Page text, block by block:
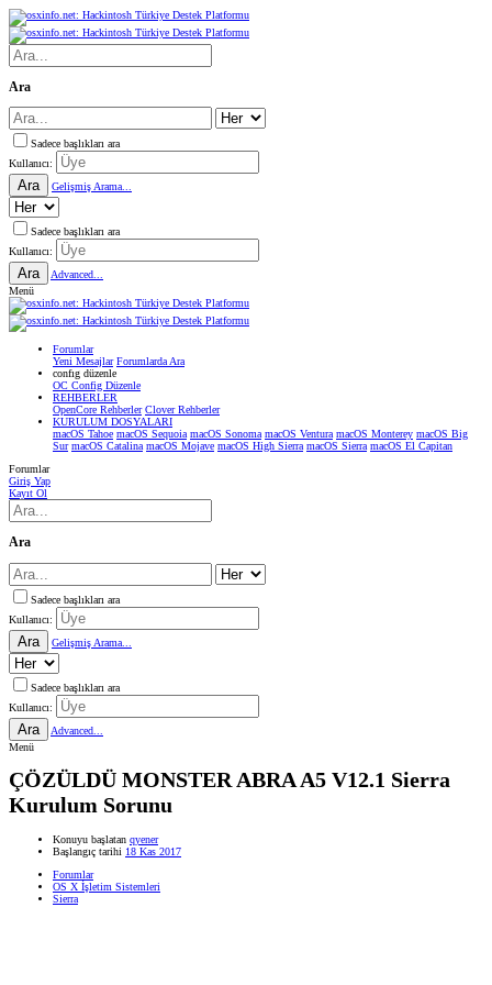
Ara
Sadece başlıkları ara
Kullanıcı:
Ara Gelişmiş Arama...
Sadece başlıkları ara
Kullanıcı:
Ara
Advanced...
Menü
Forumlar
Yeni Mesajlar Forumlarda Ara
confıg düzenle
OC Config Düzenle
REHBERLER
OpenCore Rehberler Clover Rehberler
KURULUM DOSYALARI
macOS Tahoe macOS Sequoia macOS Sonoma macOS Ventura macOS Monterey macOS Big
Sur macOS Catalina macOS Mojave macOS High Sierra macOS Sierra macOS El Capitan
Forumlar
Giriş Yap
Kayıt Ol
Ara
Sadece başlıkları ara
Kullanıcı:
Ara Gelişmiş Arama...
Sadece başlıkları ara
Kullanıcı:
Ara
Advanced...
Menü
ÇÖZÜLDÜ MONSTER ABRA A5 V12.1 Sierra
Kurulum Sorunu
Konuyu başlatan qyener
Başlangıç tarihi 18 Kas 2017
Forumlar
OS X İşletim Sistemleri
Sierra